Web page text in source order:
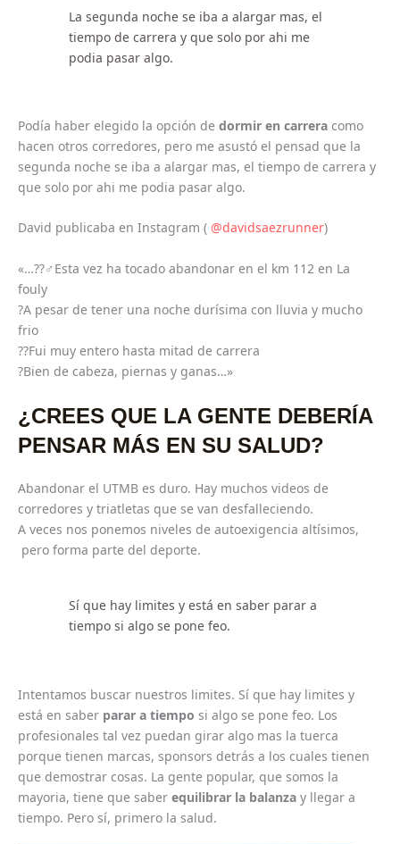
La segunda noche se iba a alargar mas, el
tiempo de carrera y que solo por ahi me
podia pasar algo.
Podía haber elegido la opción de dormir en carrera como
hacen otros corredores, pero me asustó el pensad que la
segunda noche se iba a alargar mas, el tiempo de carrera y
que solo por ahi me podia pasar algo.
David publicaba en Instagram ( @davidsaezrunner)
«…??‍♂️Esta vez ha tocado abandonar en el km 112 en La
fouly
?A pesar de tener una noche durísima con lluvia y mucho
frio
??Fui muy entero hasta mitad de carrera
?Bien de cabeza, piernas y ganas…»
¿CREES QUE LA GENTE DEBERÍA
PENSAR MÁS EN SU SALUD?
Abandonar el UTMB es duro. Hay muchos videos de
corredores y triatletas que se van desfalleciendo.
A veces nos ponemos niveles de autoexigencia altísimos,
pero forma parte del deporte.
Sí que hay limites y está en saber parar a
tiempo si algo se pone feo.
Intentamos buscar nuestros limites. Sí que hay limites y
está en saber parar a tiempo si algo se pone feo. Los
profesionales tal vez puedan girar algo mas la tuerca
porque tienen marcas, sponsors detrás a los cuales tienen
que demostrar cosas. La gente popular, que somos la
mayoria, tiene que saber equilibrar la balanza y llegar a
tiempo. Pero sí, primero la salud.